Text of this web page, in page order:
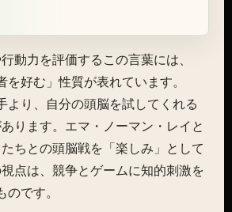
動力を評価するこの言葉には、
を好む」性質が表れています。
より、自分の頭脳を試してくれる
ります。エマ・ノーマン・レイと
ちとの頭脳戦を「楽しみ」として
点は、競争とゲームに知的刺激を
です。